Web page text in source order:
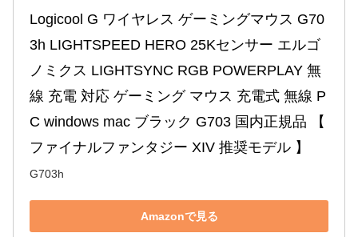
Logicool G ワイヤレス ゲーミングマウス G70
3h LIGHTSPEED HERO 25Kセンサー エルゴ
ノミクス LIGHTSYNC RGB POWERPLAY 無
線 充電 対応 ゲーミング マウス 充電式 無線 P
C windows mac ブラック G703 国内正規品 【
ファイナルファンタジー XIV 推奨モデル 】
G703h
Amazonで見る